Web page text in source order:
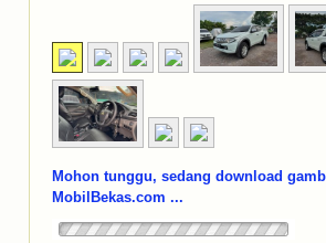
Mohon tunggu, sedang download
MobilBekas.com ...